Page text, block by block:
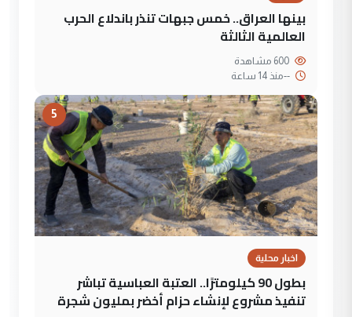
بينها العراق.. خمس جبهات تنذر باندلاع الحرب
العالمية الثالثة
--منذ 14 ساعة
5
اخبار محلية
بطول 90 كيلومترًا.. العتبة العباسية تباشر
تنفيذ مشروع لإنشاء حزام أخضر بمليون شجرة